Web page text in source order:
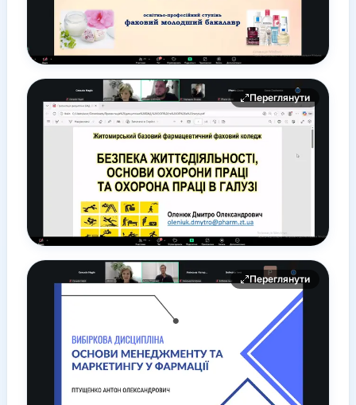
Переглянути
Переглянути